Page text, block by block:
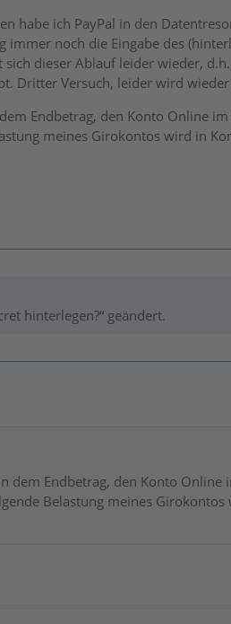
habe ich PayPal in den
noch die Eingabe des
dieser Ablauf leider wieder,
Dritter Versuch, leider wird wieder
Endbetrag, den Konto Online
meines Girokontos wird in
hinterlegen?“ geändert.
Endbetrag, den Konto Online
Belastung meines